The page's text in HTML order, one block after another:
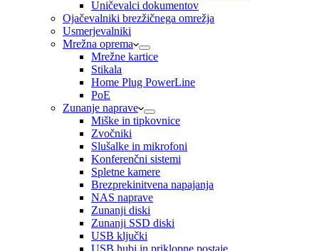
Uničevalci dokumentov
Ojačevalniki brezžičnega omrežja
Usmerjevalniki
Mrežna oprema
Mrežne kartice
Stikala
Home Plug PowerLine
PoE
Zunanje naprave
Miške in tipkovnice
Zvočniki
Slušalke in mikrofoni
Konferenčni sistemi
Spletne kamere
Brezprekinitvena napajanja
NAS naprave
Zunanji diski
Zunanji SSD diski
USB ključki
USB hubi in priklopne postaje